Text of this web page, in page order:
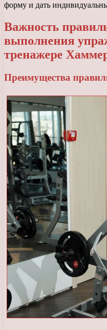
форму и дать
Важность
выполнения
тренажере
Преимущества